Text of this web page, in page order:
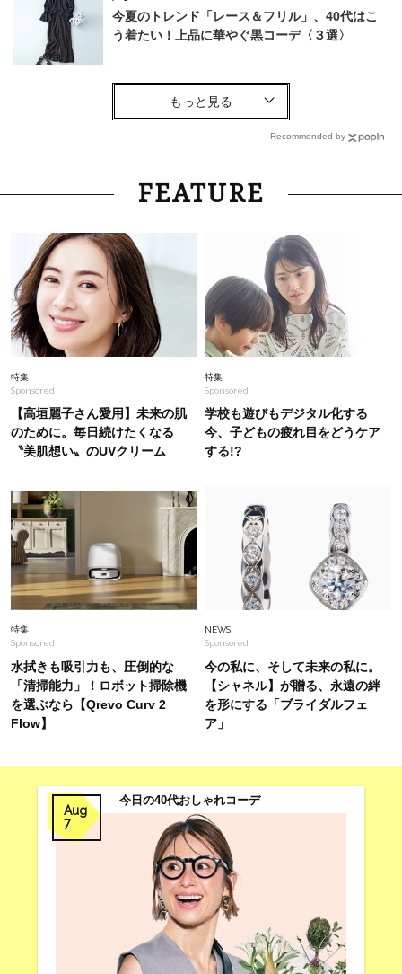
今夏のトレンド「レース＆フリル」、40代はこ
う着たい！上品に華やぐ黒コーデ〈３選〉
Lifestyle
「もう夕飯作りたくない…」を救う！ママ達
Fashion 2026.8.5
40代、”移動が多い日”の最適解は【バレエシュ
トに
Fashion
26年夏は「小ぶり」が大流行中！人と被らない
【最旬かごバッグ】6選
“目元老け”を防ぐなら今から！40代が選ぶべき
【UNIQLO（ユニクロ）】サングラス〈3選〉
「夏コーデ、何か物足りない？」の答えは【ジュ
エリー使い】にアリ。差がつく40代のお手本＜
Fashion 2026.5.26
今年40代が狙うべき【夏顔バッグ】は？「カゴ
以外」のブームが始まった！
Recommended by
FEATURE
特集
Sponsored
【高垣麗子さん愛用】未来の肌
のために。毎日続けたくなる
〝美肌想い〟のUVクリーム
特集
Sponsored
学校も遊びもデジタル化する
今、子どもの疲れ目をどうケア
する!?
特集
Sponsored
水拭きも吸引力も、圧倒的な
「清掃能力」！ロボット掃除機
を選ぶなら【Qrevo Curv 2
Flow】
NEWS
Sponsored
今の私に、そして未来の私に。
【シャネル】が贈る、永遠の絆
を形にする「ブライダルフェ
ア」
Aug
7
今日の40代おしゃれコーデ